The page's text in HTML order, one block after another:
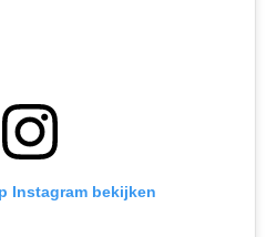
Instagram bekijken